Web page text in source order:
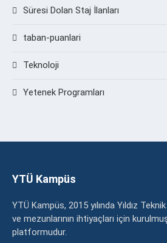
Süresi Dolan Staj İlanları
taban-puanlari
Teknoloji
Yetenek Programları
YTÜ Kampüs
YTÜ Kampüs, 2015 yılında Yıldız
ve mezunlarının ihtiyaçları için
platformudur.